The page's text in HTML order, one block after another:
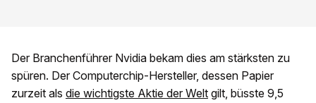
Der Branchenführer Nvidia bekam dies am stärksten zu
spüren. Der Computerchip-Hersteller, dessen Papier
zurzeit als die wichtigste Aktie der Welt gilt, büsste 9,5